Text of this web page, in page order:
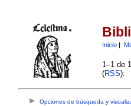
Inicio|
1–1 de
(RSS):
Opciones de búsqueda y